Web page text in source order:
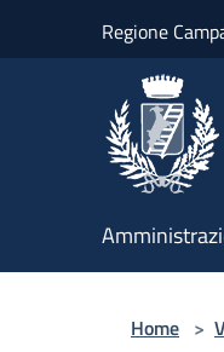
Regione
Home >